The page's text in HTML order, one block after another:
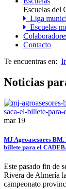
Escuelas del
Liga
Escuelas
Contacto
Te encuentras en:
Noticias
mar 19
MJ Agroasesores BM.
billete para el
Este pasado fin de
Rivera de Almería
campeonato